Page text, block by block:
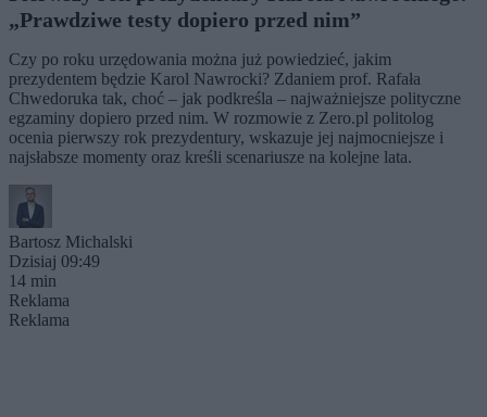
„Prawdziwe testy dopiero przed nim”
Czy po roku urzędowania można już powiedzieć, jakim
prezydentem będzie Karol Nawrocki? Zdaniem prof. Rafała
Chwedoruka tak, choć – jak podkreśla – najważniejsze polityczne
egzaminy dopiero przed nim. W rozmowie z Zero.pl politolog
ocenia pierwszy rok prezydentury, wskazuje jej najmocniejsze i
najsłabsze momenty oraz kreśli scenariusze na kolejne lata.
Bartosz Michalski
Dzisiaj 09:49
14 min
Reklama
Reklama